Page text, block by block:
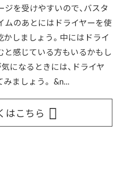
ジを受けやすいので、バスタ
ムのあとにはドライヤーを使
しましょう。中にはドライ
と感じている方もいるかもし
になるときには、ドライヤ
ましょう。 &n...
はこちら